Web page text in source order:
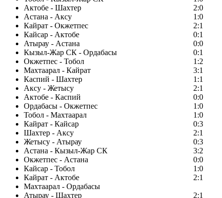
Актобе - Шахтер
2:0
Астана - Аксу
1:0
Кайрат - Окжетпес
2:1
Кайсар - Актобе
0:1
Атырау - Астана
0:0
Кызыл-Жар СК - Ордабасы
0:1
Окжетпес - Тобол
1:2
Махтаарал - Кайрат
3:1
Каспий - Шахтер
1:1
Аксу - Жетысу
2:1
Актобе - Каспий
0:0
Ордабасы - Окжетпес
1:0
Тобол - Махтаарал
1:0
Кайрат - Кайсар
0:3
Шахтер - Аксу
2:1
Жетысу - Атырау
0:3
Астана - Кызыл-Жар СК
3:2
Окжетпес - Астана
0:0
Кайсар - Тобол
1:0
Кайрат - Актобе
2:1
Махтаарал - Ордабасы
Атырау - Шахтер
2:1